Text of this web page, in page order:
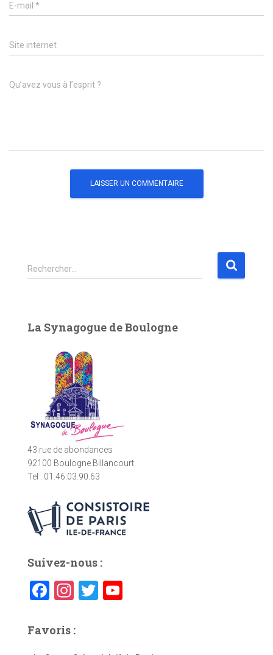
E-mail *
Site internet
Qu’avez vous à l’esprit ?
R
e
r
Rechercher…
La Synagogue de Boulogne
43 rue de abondances
92100 Boulogne Billancourt
Tel : 01.46.03.90.63
Suivez-nous :
F
c
In
a
gr
T
er
T
Favoris :